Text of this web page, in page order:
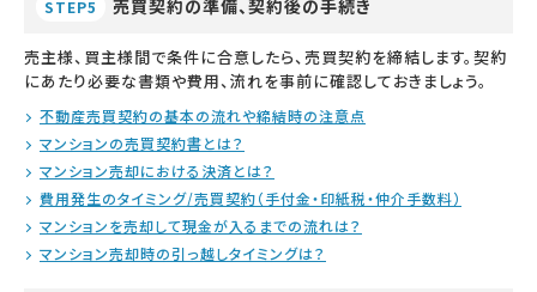
STEP5 売買契約の準備、契約後の手続き
売主様、買主様間で条件に合意したら、売買契約を締結します。契約
にあたり必要な書類や費用、流れを事前に確認しておきましょう。
不動産売買契約の基本の流れや締結時の注意点
マンションの売買契約書とは？
マンション売却における決済とは？
費用発生のタイミング/売買契約（手付金・印紙税・仲介手数料）
マンションを売却して現金が入るまでの流れは？
マンション売却時の引っ越しタイミングは？